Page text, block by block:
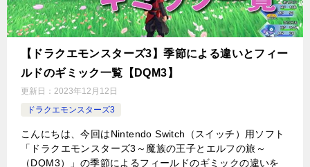
【ドラクエモンスターズ3】季節による違いとフィー
ルドのギミック一覧【DQM3】
更新日： 2023年12月12日
ドラクエモンスターズ3
こんにちは、今回はNintendo Switch（スイッチ）用ソフト
「ドラクエモンスターズ3～魔族の王子とエルフの旅～
（DQM3）」の季節によるフィールドのギミックの違いを